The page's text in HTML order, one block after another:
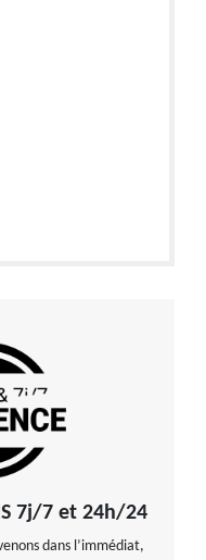
7j/7 et 24h/24
dans l’immédiat,